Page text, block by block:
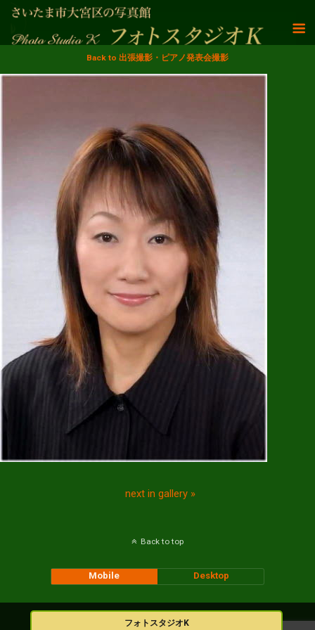
Back to 出張撮影・ピアノ発表会撮影
next in gallery »
Back to top
Mobile Desktop
フォトスタジオK